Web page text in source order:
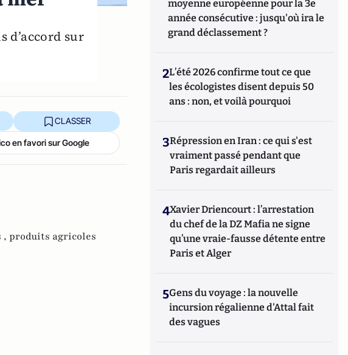
d’accord sur
CLASSER
en favori sur Google
, produits agricoles
moyenne européenne pour la 3e
année consécutive : jusqu'où ira le
grand déclassement ?
2L’été 2026 confirme tout ce que
les écologistes disent depuis 50
ans : non, et voilà pourquoi
3Répression en Iran : ce qui s'est
vraiment passé pendant que
Paris regardait ailleurs
4Xavier Driencourt : l’arrestation
du chef de la DZ Mafia ne signe
qu’une vraie-fausse détente entre
Paris et Alger
5Gens du voyage : la nouvelle
incursion régalienne d'Attal fait
des vagues